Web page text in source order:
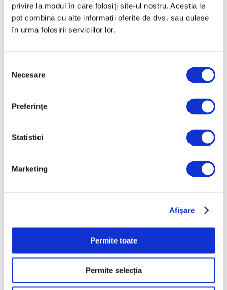
privire la modul în care folosiți site-ul nostru. Aceștia le
pot combina cu alte informații oferite de dvs. sau culese
în urma folosirii serviciilor lor.
consimțământului
Necesare
Preferinţe
Statistici
Marketing
Afişare
Permite toate
Permite selecția
la Cluj-Napoca
7 August 2026
Artǎ
Societate
Arhivă